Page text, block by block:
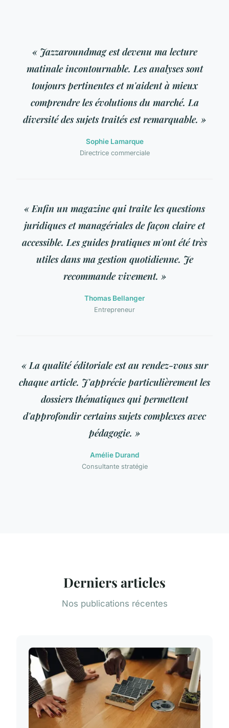
« Jazzaroundmag est devenu ma lecture
matinale incontournable. Les analyses sont
toujours pertinentes et m'aident à mieux
comprendre les évolutions du marché. La
diversité des sujets traités est remarquable. »
Sophie Lamarque
Directrice commerciale
« Enfin un magazine qui traite les questions
juridiques et managériales de façon claire et
accessible. Les guides pratiques m'ont été très
utiles dans ma gestion quotidienne. Je
recommande vivement. »
Thomas Bellanger
Entrepreneur
« La qualité éditoriale est au rendez-vous sur
chaque article. J'apprécie particulièrement les
dossiers thématiques qui permettent
d'approfondir certains sujets complexes avec
pédagogie. »
Amélie Durand
Consultante stratégie
Derniers articles
Nos publications récentes